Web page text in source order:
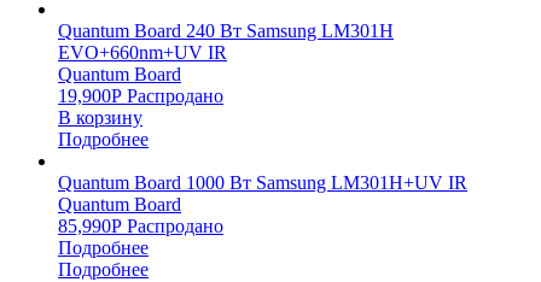
Quantum Board 240 Вт Samsung LM301H
EVO+660nm+UV IR
Quantum Board
19,900Р Распродано
В корзину
Подробнее
Quantum Board 1000 Вт Samsung LM301H+UV IR
Quantum Board
85,990Р Распродано
Подробнее
Подробнее